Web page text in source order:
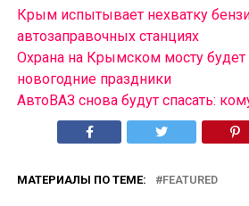
Крым испытывает нехватку
автозаправочных станциях
Охрана на Крымском мосту будет
новогодние праздники
АвтоВАЗ снова будут спасать:
МАТЕРИАЛЫ ПО ТЕМЕ: FEATURED